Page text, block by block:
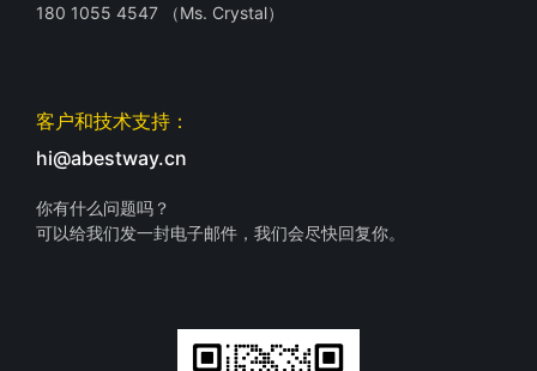
180 1055 4547 （Ms. Crystal）
客户和技术支持：
hi@abestway.cn
你有什么问题吗？
可以给我们发一封电子邮件，我们会尽快回复你。